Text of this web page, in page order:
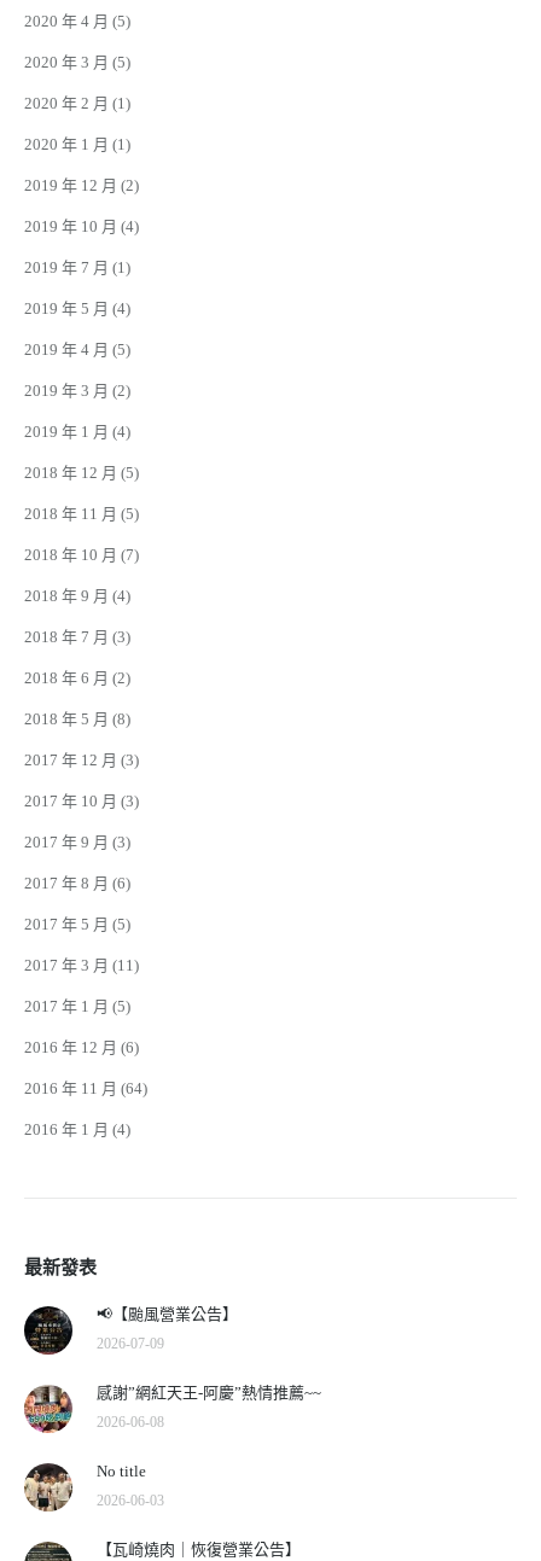
2020 年 4 月 (5)
2020 年 3 月 (5)
2020 年 2 月 (1)
2020 年 1 月 (1)
2019 年 12 月 (2)
2019 年 10 月 (4)
2019 年 7 月 (1)
2019 年 5 月 (4)
2019 年 4 月 (5)
2019 年 3 月 (2)
2019 年 1 月 (4)
2018 年 12 月 (5)
2018 年 11 月 (5)
2018 年 10 月 (7)
2018 年 9 月 (4)
2018 年 7 月 (3)
2018 年 6 月 (2)
2018 年 5 月 (8)
2017 年 12 月 (3)
2017 年 10 月 (3)
2017 年 9 月 (3)
2017 年 8 月 (6)
2017 年 5 月 (5)
2017 年 3 月 (11)
2017 年 1 月 (5)
2016 年 12 月 (6)
2016 年 11 月 (64)
2016 年 1 月 (4)
最新發表
📢【颱風營業公告】
2026-07-09
感謝”網紅天王-阿慶”熱情推薦~~
2026-06-08
No title
2026-06-03
【瓦崎燒肉｜恢復營業公告】